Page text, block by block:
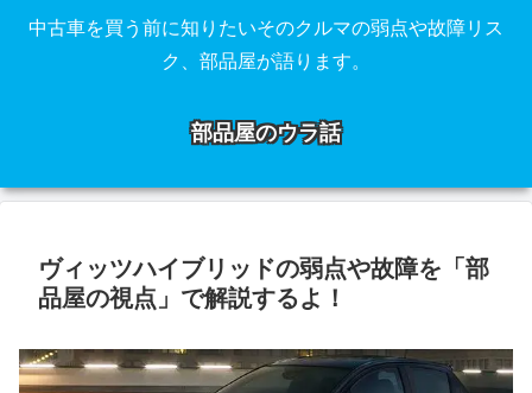
中古車を買う前に知りたいそのクルマの弱点や故障リス
ク、部品屋が語ります。
部品屋のウラ話
ヴィッツハイブリッドの弱点や故障を「部
品屋の視点」で解説するよ！